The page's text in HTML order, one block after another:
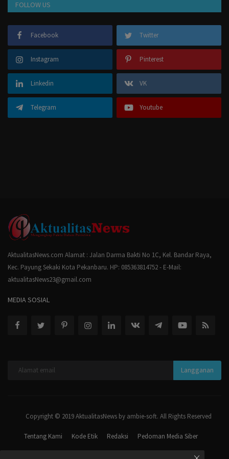
FOLLOW US
Facebook Twitter
Instagram Pinterest
Linkedin VK
Telegram Youtube
AktualitasNews.com Alamat : Jalan Darma Bakti No 1C, Kel. Bandar Raya,
Kec. Payung Sekaki Kota Pekanbaru. HP: 085363814752 - E-Mail:
aktualitasNews23@gmail.com
MEDIA SOSIAL
Langganan
Copyright © 2019 AktualitasNews by ambie-soft. All Rights Reserved
Tentang Kami Kode Etik Redaksi Pedoman Media Siber